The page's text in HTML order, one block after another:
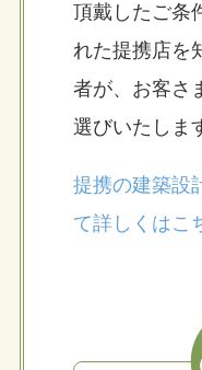
頂戴したご条
れた提携店を
者が、お客さ
選びいたしま
提携の建築設
て詳しくはこ